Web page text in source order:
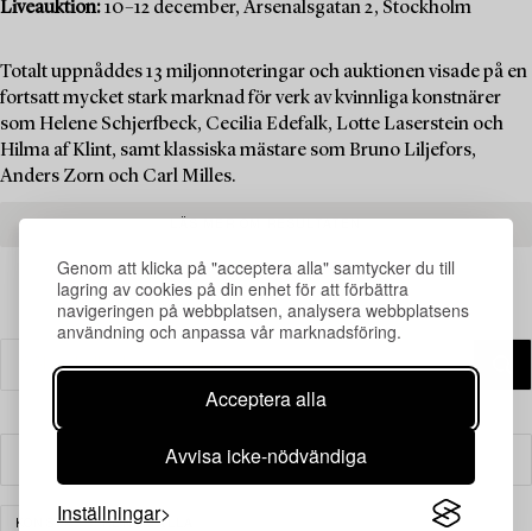
Genom att klicka på "acceptera alla" samtycker du till
lagring av cookies på din enhet för att förbättra
navigeringen på webbplatsen, analysera webbplatsens
användning och anpassa vår marknadsföring.
Acceptera alla
Avvisa icke-nödvändiga
Inställningar
Liveauktion:10–12 december, Arsenalsgatan 2, Stockholm
Totalt uppnåddes 13 miljonnoteringar och auktionen visade på en
fortsatt mycket stark marknad för verk av kvinnliga konstnärer
som Helene Schjerfbeck, Cecilia Edefalk, Lotte Laserstein och
Hilma af Klint, samt klassiska mästare som Bruno Liljefors,
Anders Zorn och Carl Milles.
Filter
KONST RENSA ALLA